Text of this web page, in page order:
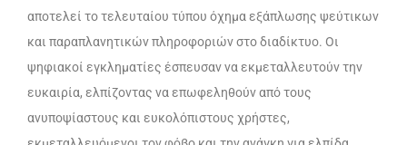
αποτελεί το τελευταίου τύπου όχημα εξάπλωσης ψεύτικων
και παραπλανητικών πληροφοριών στο διαδίκτυο. Οι
ψηφιακοί εγκληματίες έσπευσαν να εκμεταλλευτούν την
ευκαιρία, ελπίζοντας να επωφεληθούν από τους
ανυποψίαστους και ευκολόπιστους χρήστες,